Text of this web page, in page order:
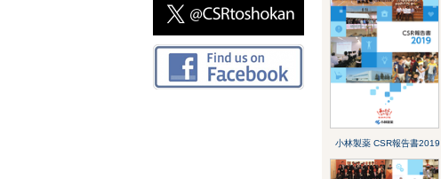
小林製薬 CSR報告書2019